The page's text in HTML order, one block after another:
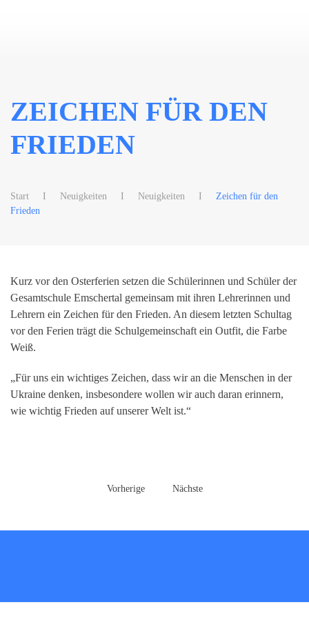
ZEICHEN FÜR DEN
FRIEDEN
Start Neuigkeiten Neuigkeiten
Zeichen für den
Frieden
Kurz vor den Osterferien setzen die Schülerinnen und Schüler der
Gesamtschule Emschertal gemeinsam mit ihren Lehrerinnen und
Lehrern ein Zeichen für den Frieden. An diesem letzten Schultag
vor den Ferien trägt die Schulgemeinschaft ein Outfit, die Farbe
Weiß.
„Für uns ein wichtiges Zeichen, dass wir an die Menschen in der
Ukraine denken, insbesondere wollen wir auch daran erinnern,
wie wichtig Frieden auf unserer Welt ist.“
Vorherige Nächste